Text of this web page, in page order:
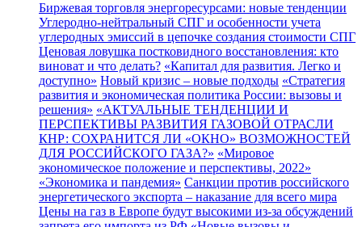
Биржевая торговля энергоресурсами: новые тенденции
Углеродно-нейтральный СПГ и особенности учета
углеродных эмиссий в цепочке создания стоимости СПГ
Ценовая ловушка постковидного восстановления: кто
виноват и что делать? «Капитал для развития. Легко и
доступно» Новый кризис – новые подходы «Стратегия
развития и экономическая политика России: вызовы и
решения» «АКТУАЛЬНЫЕ ТЕНДЕНЦИИ И
ПЕРСПЕКТИВЫ РАЗВИТИЯ ГАЗОВОЙ ОТРАСЛИ
КНР: СОХРАНИТСЯ ЛИ «ОКНО» ВОЗМОЖНОСТЕЙ
ДЛЯ РОССИЙСКОГО ГАЗА?» «Мировое
экономическое положение и перспективы, 2022»
«Экономика и пандемия» Санкции против российского
энергетического экспорта – наказание для всего мира
Цены на газ в Европе будут высокими из-за обсуждений